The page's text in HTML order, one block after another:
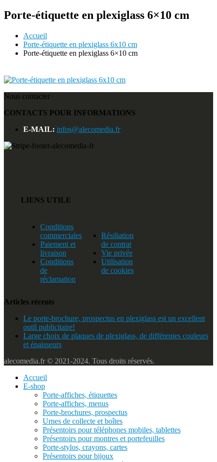
Porte-étiquette en plexiglass 6×10 cm
Accueil
Porte-étiquette en plexiglass 6x10 cm
Porte-étiquette en plexiglass 6×10 cm
Nous contacter
CONTACTS POUR INFORMATIONS
E-MAIL: infos@alecomedia.fr
LIENS UTILE
Conditions
commerciales
Paiement et
livraison
Conditions
de
réclamation
Résiliation
de contrat
Vie privée
Utilisation
de cookies
Articles récents
Le porte-brochure, prospectus en plexiglass est un excellent
outil publicitaire!
Large choix de plaques de plexiglass, de différentes couleurs
et épaisseurs
alecomedia.fr © 2021-2024. Tous droits réservés.
Accueil
E-shop
Porte-affiches, étiquettes
Porte-affiches, menus
Porte-brochures, prospectus
Urnes de collecte et boîtes
Présentoirs pour téléphones mobiles, tablettes
Présentoirs pour montres et portefeuilles
Porte-stylos, crayons, cartes
Présentoirs pour bijoux